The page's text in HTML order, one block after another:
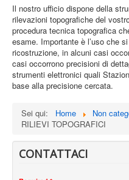
CERTIFICAZIONI E
DOVE SIAMO
CONTATTI
Il nostro ufficio dispone della
rilevazioni topografiche del
procedura tecnica topografica
esame. Importante è l’uso che
ricostruzione, in alcuni casi
casi occorrono precisioni di
strumenti elettronici quali
base alla precisione cercata.
Sei qui: Home
Non
RILIEVI TOPOGRAFICI
CONTATTACI